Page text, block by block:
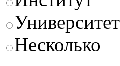
Университет
Несколько